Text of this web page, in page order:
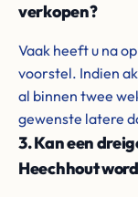
verkopen?
Vaak heeft u na
voorstel. Indien
al binnen twee
gewenste latere
3. Kan een
Heechhout